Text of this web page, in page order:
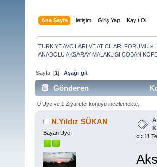
Ana Sayfa İletişim Giriş Yap Kayıt Ol
TURKIYE AVCILARI VE ATICILARI FORUMU »
ANADOLU AKSARAY MALAKLISI ÇOBAN
Sayfa: [1]Aşağı git
Gönderen
(Okunma sayısı 11709 defa)
0 Üye ve 1 Ziyaretçi konuyu incelemekte.
N.Yıldız SÜKAN
Bayan Üye
« : 11